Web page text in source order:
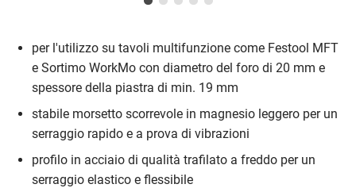
per l'utilizzo su tavoli multifunzione come Festool MFT
e Sortimo WorkMo con diametro del foro di 20 mm e
spessore della piastra di min. 19 mm
stabile morsetto scorrevole in magnesio leggero per un
serraggio rapido e a prova di vibrazioni
profilo in acciaio di qualità trafilato a freddo per un
serraggio elastico e flessibile